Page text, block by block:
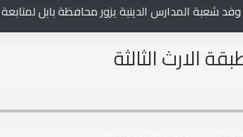
وفد شعبة المدارس الدينية يزور محافظة بابل